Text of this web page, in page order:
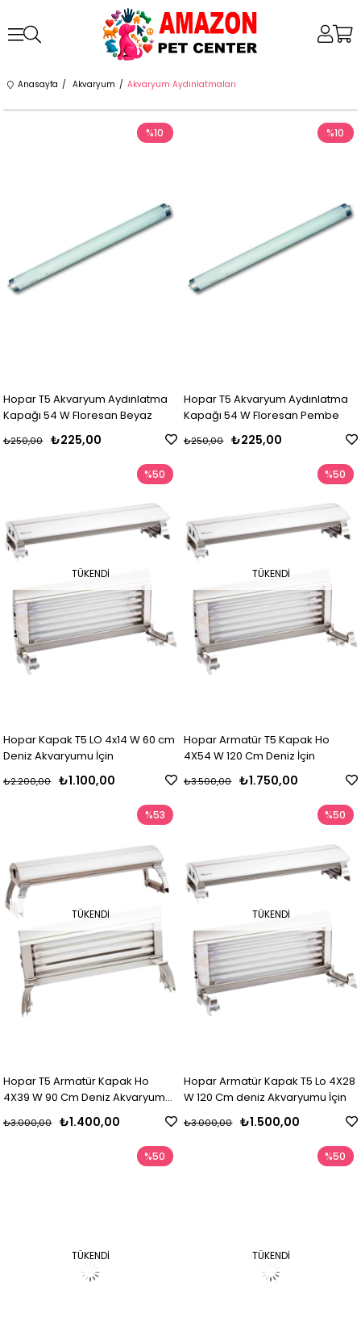
Anasayfa Akvaryum Akvaryum Aydınlatmaları
Hopar T5 Akvaryum Aydınlatma
Kapağı 54 W Floresan Beyaz
₺225,00
₺250,00
%10
Hopar T5 Akvaryum Aydınlatma
Kapağı 54 W Floresan Pembe
₺225,00
₺250,00
%10
TÜKENDI
Hopar Kapak T5 LO 4x14 W 60 cm
Deniz Akvaryumu İçin
₺1.100,00
₺2.200,00
%50
TÜKENDI
Hopar Armatür T5 Kapak Ho
4X54 W 120 Cm Deniz İçin
₺1.750,00
₺3.500,00
%50
TÜKENDI
Hopar T5 Armatür Kapak Ho
4X39 W 90 Cm Deniz Akvaryumu
₺1.400,00
₺3.000,00
%53
TÜKENDI
Hopar Armatür Kapak T5 Lo 4X28
W 120 Cm deniz Akvaryumu İçin
₺1.500,00
₺3.000,00
%50
TÜKENDI
%50
TÜKENDI
%50